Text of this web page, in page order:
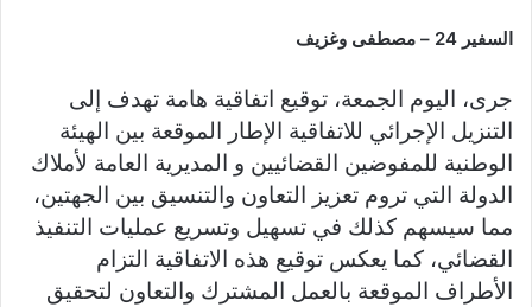
السفير 24 – مصطفى وغزيف
جرى، اليوم الجمعة، توقيع اتفاقية هامة تهدف إلى
التنزيل الإجرائي للاتفاقية الإطار الموقعة بين الهيئة
الوطنية للمفوضين القضائيين و المديرية العامة لأملاك
الدولة التي تروم تعزيز التعاون والتنسيق بين الجهتين،
مما سيسهم كذلك في تسهيل وتسريع عمليات التنفيذ
القضائي، كما يعكس توقيع هذه الاتفاقية التزام
الأطراف الموقعة بالعمل المشترك والتعاون لتحقيق